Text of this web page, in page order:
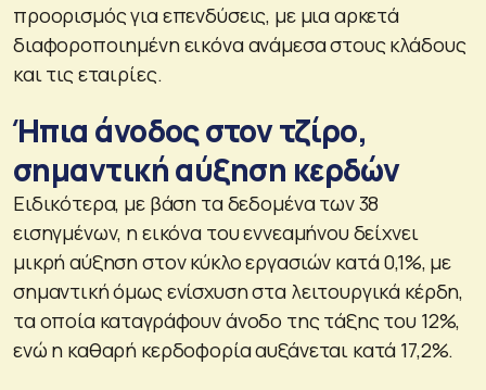
προορισμός για επενδύσεις, με μια αρκετά
διαφοροποιημένη εικόνα ανάμεσα στους κλάδους
και τις εταιρίες.
Ήπια άνοδος στον τζίρο,
σημαντική αύξηση κερδών
Ειδικότερα, με βάση τα δεδομένα των 38
εισηγμένων, η εικόνα του εννεαμήνου δείχνει
μικρή αύξηση στον κύκλο εργασιών κατά 0,1%, με
σημαντική όμως ενίσχυση στα λειτουργικά κέρδη,
τα οποία καταγράφουν άνοδο της τάξης του 12%,
ενώ η καθαρή κερδοφορία αυξάνεται κατά 17,2%.